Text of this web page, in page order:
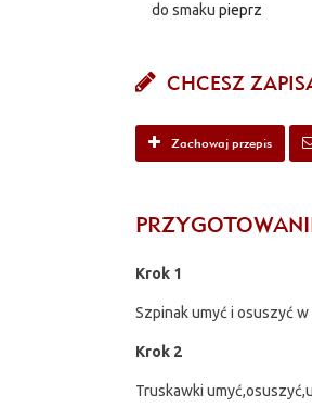
do smakupieprz
CHCESZ
Zachowaj przepis
Krok 1
Szpinak umyć i osuszyć
Krok 2
Truskawki